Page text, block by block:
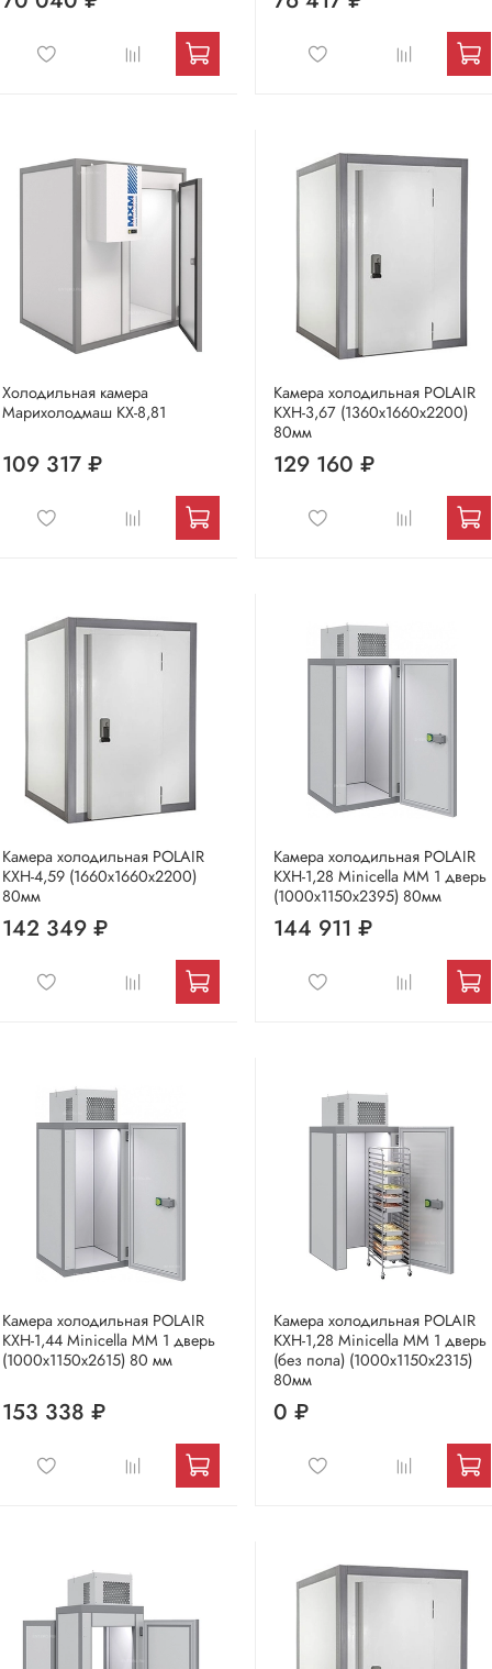
Холодильная камера
Марихолодмаш КХ-8,81
109 317 ₽
Камера холодильная POLAIR
КХН-3,67 (1360х1660х2200)
80мм
129 160 ₽
Камера холодильная POLAIR
КХН-4,59 (1660х1660х2200)
80мм
142 349 ₽
Камера холодильная POLAIR
КХН-1,28 Мinicellа ММ 1 дверь
(1000х1150х2395) 80мм
144 911 ₽
Камера холодильная POLAIR
КХН-1,44 Мinicellа ММ 1 дверь
(1000х1150х2615) 80 мм
153 338 ₽
Камера холодильная POLAIR
КХН-1,28 Мinicellа ММ 1 дверь
(без пола) (1000х1150х2315)
80мм
0 ₽